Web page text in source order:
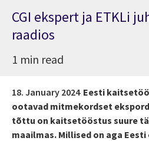
CGI ekspert ja ETKLi
raadios
1 min read
18. January 2024 Eesti
ootavad mitmekordset
tõttu on kaitsetööstus suure
maailmas. Millised on aga